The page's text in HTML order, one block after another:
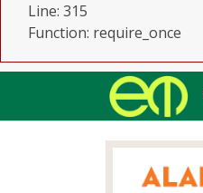
Line: 315
Function: require_once